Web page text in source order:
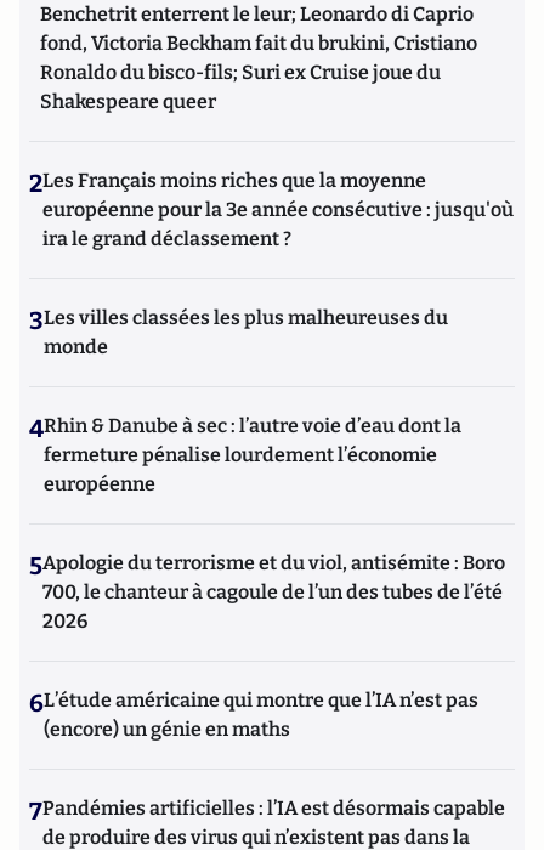
Benchetrit enterrent le leur; Leonardo di Caprio
fond, Victoria Beckham fait du brukini, Cristiano
Ronaldo du bisco-fils; Suri ex Cruise joue du
Shakespeare queer
2Les Français moins riches que la moyenne
européenne pour la 3e année consécutive : jusqu'où
ira le grand déclassement ?
3Les villes classées les plus malheureuses du
monde
4Rhin & Danube à sec : l’autre voie d’eau dont la
fermeture pénalise lourdement l’économie
européenne
5Apologie du terrorisme et du viol, antisémite : Boro
700, le chanteur à cagoule de l’un des tubes de l’été
2026
6L’étude américaine qui montre que l’IA n’est pas
(encore) un génie en maths
7Pandémies artificielles : l’IA est désormais capable
de produire des virus qui n’existent pas dans la